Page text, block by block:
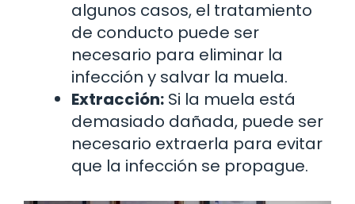
algunos casos, el tratamiento
de conducto puede ser
necesario para eliminar la
infección y salvar la muela.
Extracción: Si la muela está
demasiado dañada, puede ser
necesario extraerla para evitar
que la infección se propague.